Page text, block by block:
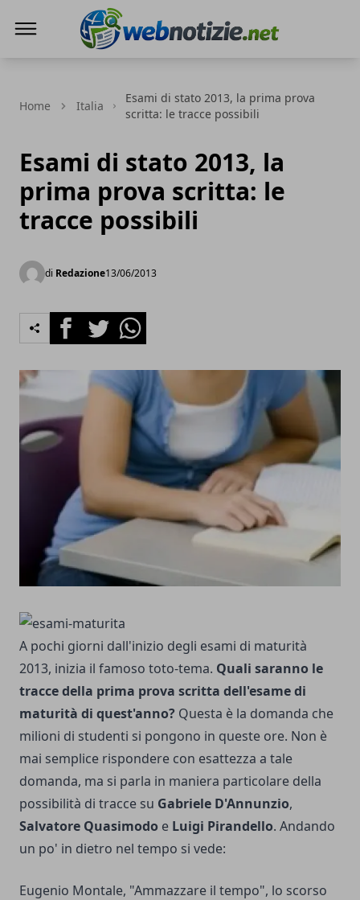
Home Italia
Esami di stato 2013, la prima prova
scritta: le tracce possibili
Esami di stato 2013, la
prima prova scritta: le
tracce possibili
di Redazione13/06/2013
FacebookTwitterWhatsapp
A pochi giorni dall'inizio degli esami di maturità
2013, inizia il famoso toto-tema. Quali saranno le
tracce della prima prova scritta dell'esame di
maturità di quest'anno? Questa è la domanda che
milioni di studenti si pongono in queste ore. Non è
mai semplice rispondere con esattezza a tale
domanda, ma si parla in maniera particolare della
possibilità di tracce su Gabriele D'Annunzio,
Salvatore Quasimodo e Luigi Pirandello. Andando
un po' in dietro nel tempo si vede:
Eugenio Montale, "Ammazzare il tempo", lo scorso